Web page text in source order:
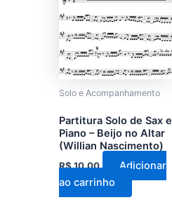
Solo e Acompanhamento
Partitura Solo de Sax e
Piano – Beijo no Altar
(Willian Nascimento)
R$10,00
Adicionar
ao carrinho